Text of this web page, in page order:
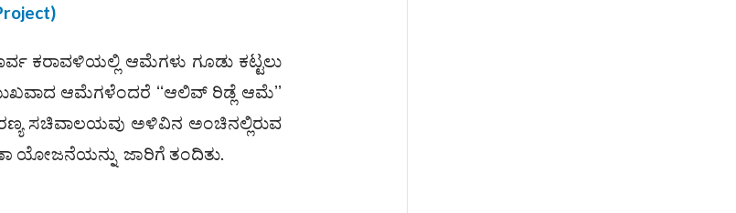
ಕರಾವಳಿಯಲ್ಲಿ ಆಮೆಗಳು ಗೂಡು ಕಟ್ಟಲು
ಆಮೆಗಳೆಂದರೆ ʻʻಆಲಿವ್‌ ರಿಡ್ಲೆ ಆಮೆʼʼ
ಸಚಿವಾಲಯವು ಅಳಿವಿನ ಅಂಚಿನಲ್ಲಿರುವ
ಯೋಜನೆಯನ್ನು ಜಾರಿಗೆ ತಂದಿತು.